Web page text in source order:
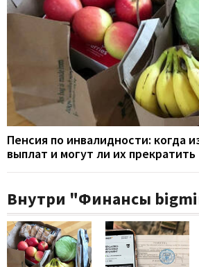
Пенсия по инвалидности: когда
выплат и могут ли их прекратить
Внутри "Финансы